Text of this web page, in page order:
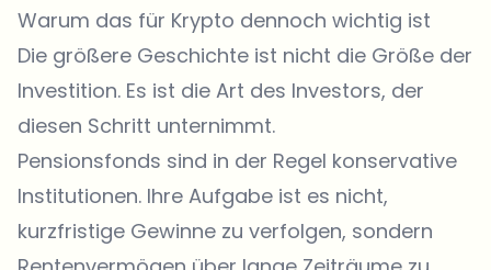
Warum das für Krypto dennoch wichtig ist
Die größere Geschichte ist nicht die Größe der
Investition. Es ist die Art des Investors, der
diesen Schritt unternimmt.
Pensionsfonds sind in der Regel konservative
Institutionen. Ihre Aufgabe ist es nicht,
kurzfristige Gewinne zu verfolgen, sondern